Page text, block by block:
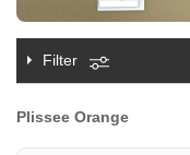
Filter
Plissee Orange